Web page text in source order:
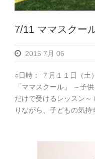
7/11 ママスクー
2015 7月 06
○日時： ７月１１日（土
「ママスクール」 ～子
だけで受けるレッスン
りながら、子どもの気持